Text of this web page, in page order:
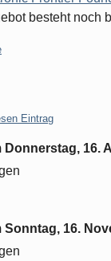
besteht noch
Eintrag
Donnerstag, 16.
Sonntag, 16.